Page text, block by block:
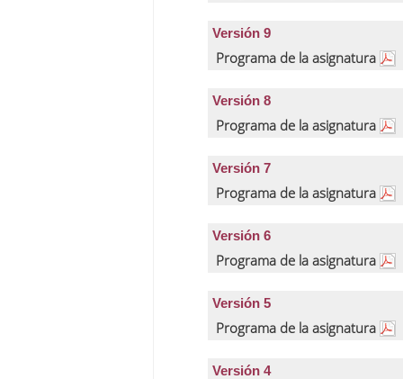
Versión 9
Programa de la asignatura
Versión 8
Programa de la asignatura
Versión 7
Programa de la asignatura
Versión 6
Programa de la asignatura
Versión 5
Programa de la asignatura
Versión 4